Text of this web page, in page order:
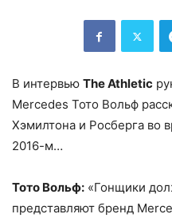
В интервью The Athletic
Mercedes Тото Вольф
Хэмилтона и Росберга во
2016-м…
Тото Вольф: «Гонщики
представляют бренд